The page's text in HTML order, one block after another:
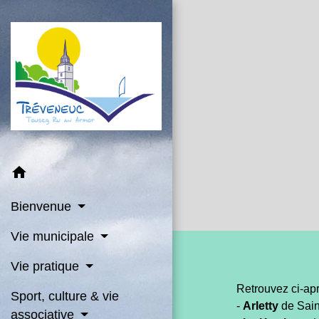
home
Bienvenue
Vie municipale
Vie pratique
Sport, culture & vie
associative
Retrouvez ci-
- Arletty de